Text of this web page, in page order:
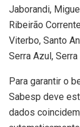
Jaborandi,
Ribeirão
Viterbo, Santo
Serra Azul,
Para garantir o
Sabesp deve
dados